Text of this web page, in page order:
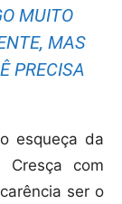
MUITO
MAS
PRECISA
esqueça da
Cresça com
ser o